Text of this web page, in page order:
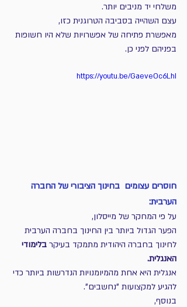
משלחי יד מניבים יותר.
עצם השהייה בסביבה הטרוגנית כזו,
מאפשרת פתיחה של אפשרויות שלא היו חשופות
בפניהם לפני כן.
https://youtu.be/GaeveOc6LhI
חוסרים עצומים  בחינוך הציבורי של החברה
הערבית:
על פי המחקר של מייסלון,
הפער הגדול ביותר בין החינוך בחברה הערבית
לחינוך בחברה היהודית מתמקד בעיקר בלימודי
האנגלית.
אנגלית היא אחת מהמיומנויות הנדרשות ביותר כדי
להגיע למקצועות "נחשבים".
בנוסף,